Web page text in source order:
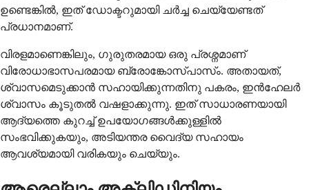
ഉണ്ടെങ്കിൽ, ഇത് ഡോക്ടറുമായി ചർച്ച ചെയ്യേണ്ടത്
പ്രധാനമാണ്.
വിരളമാണെങ്കിലും, ഗുരുതരമായ ഒരു പ്രശ്നമാണ്
വിരോധാഭാസപരമായ ബ്രോങ്കോസ്പാസ്ം. അതായത്,
ശ്വാസമെടുക്കാൻ സഹായിക്കുന്നതിനു പകരം, ഇൻഹേലർ
ശ്വാസം കൂടുതൽ വഷളാക്കുന്നു. ഇത് സാധാരണയായി
ആദ്യത്തെ കുറച്ച് ഉപയോഗങ്ങൾക്കുള്ളിൽ
സംഭവിക്കുകയും, അടിയന്തര വൈദ്യ സഹായം
ആവശ്യമായി വരികയും ചെയ്യും.